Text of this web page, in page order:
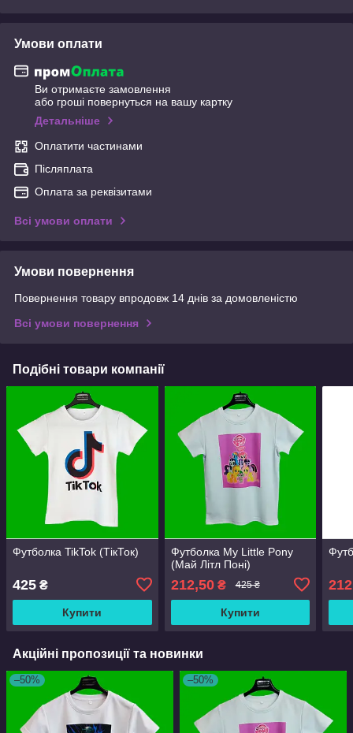
Умови оплати
Ви отримаєте замовлення
або гроші повернуться на вашу картку
Детальніше
Оплатити частинами
Післяплата
Оплата за реквізитами
Всі умови оплати
Умови повернення
Повернення товару впродовж 14 днів за домовленістю
Всі умови повернення
Подібні товари компанії
Футболка TikTok (ТікТок)
425 ₴
Купити
Футболка My Little Pony
(Май Літл Поні)
212,50₴ 425 ₴
Купити
Акційні пропозиції та новинки
–50% –50%